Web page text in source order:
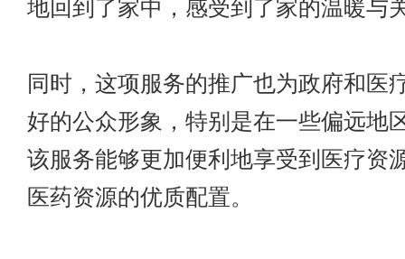
地回到了家中，感受到了家的温暖与
同时，这项服务的推广也为政府和医
好的公众形象，特别是在一些偏远地
该服务能够更加便利地享受到医疗资
医药资源的优质配置。